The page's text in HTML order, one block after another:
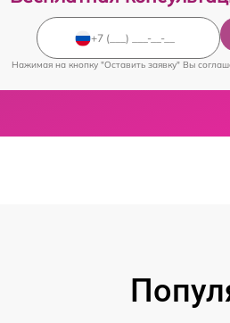
Нажимая на кнопку "Оставить заявку" Вы